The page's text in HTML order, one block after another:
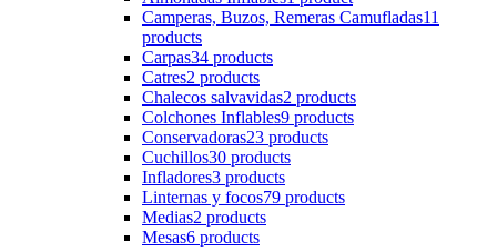
Camperas, Buzos, Remeras Camufladas11
products
Carpas34 products
Catres2 products
Chalecos salvavidas2 products
Colchones Inflables9 products
Conservadoras23 products
Cuchillos30 products
Infladores3 products
Linternas y focos79 products
Medias2 products
Mesas6 products